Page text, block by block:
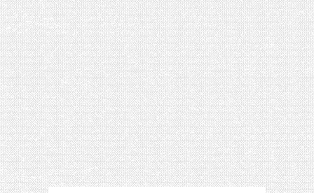
[VIDÉO] HELLOFRESH #34 : IDÉES
RECETTES RISOTTO